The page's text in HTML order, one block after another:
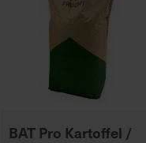
BAT Pro Kartoffel /